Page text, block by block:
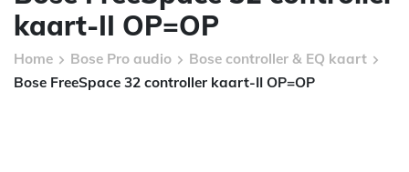
kaart-II OP=OP
Home Bose Pro audio
Bose controller & EQ kaart
Bose FreeSpace 32 controller kaart-II OP=OP